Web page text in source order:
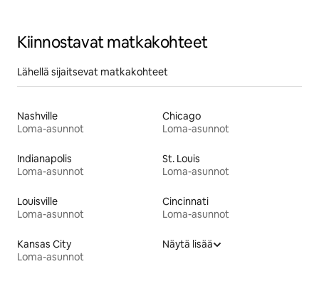
Kiinnostavat matkakohteet
Lähellä sijaitsevat matkakohteet
Nashville
Loma-asunnot
Chicago
Loma-asunnot
Indianapolis
Loma-asunnot
St. Louis
Loma-asunnot
Louisville
Loma-asunnot
Cincinnati
Loma-asunnot
Kansas City
Loma-asunnot
Näytä lisää